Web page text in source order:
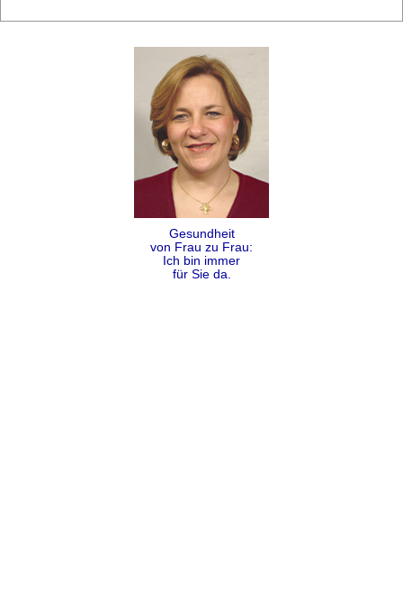
Gesundheit
von Frau zu Frau:
Ich bin immer
für Sie da.